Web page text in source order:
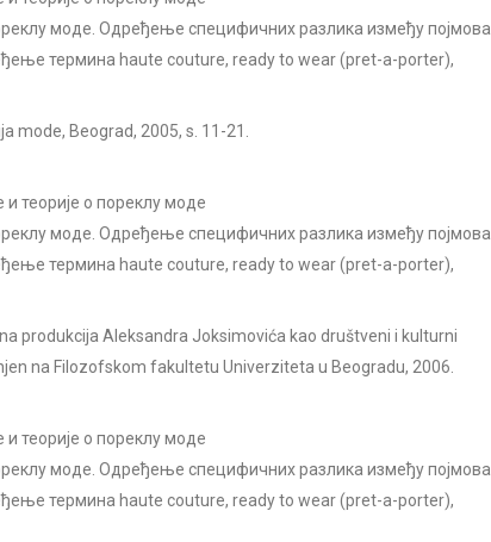
моде. Одређење специфичних разлика између појмова
термина haute couture, ready to wear (pret-a-porter),
mode, Beograd, 2005, s. 11-21.
теорије о пореклу моде
моде. Одређење специфичних разлика између појмова
термина haute couture, ready to wear (pret-a-porter),
produkcija Aleksandra Joksimovića kao društveni i kulturni
na Filozofskom fakultetu Univerziteta u Beogradu, 2006.
теорије о пореклу моде
моде. Одређење специфичних разлика између појмова
термина haute couture, ready to wear (pret-a-porter),